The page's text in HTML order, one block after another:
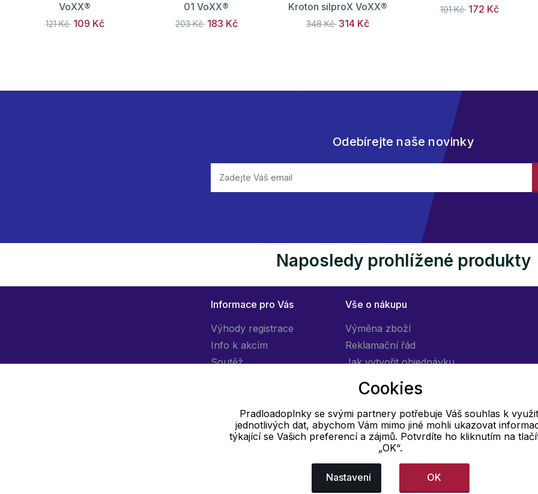
VoXX®
121 Kč 109 Kč
01 VoXX®
203 Kč 183 Kč
Kroton silproX VoXX®
348 Kč 314 Kč
191 Kč 172 Kč
Odebírejte naše novinky
Naposledy prohlížené produkty
Informace pro Vás
Výhody registrace
Info k akcím
Soutěž
Vše o nákupu
Výměna zboží
Reklamační řád
Jak vytvořit objednávku
Obchodní podmínky
Doprava
E-mail
info@pradloadoplnky.cz
Cookies
Pradloadoplnky se svými partnery potřebuje Váš souhlas k
jednotlivých dat, abychom Vám mimo jiné mohli ukazovat
týkající se Vašich preferencí a zájmů. Potvrdíte ho kliknutím na
„OK“.
Nastavení OK